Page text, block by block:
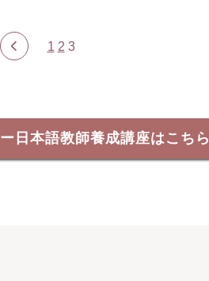
1 2 3
日本語教師養成講座はこちら